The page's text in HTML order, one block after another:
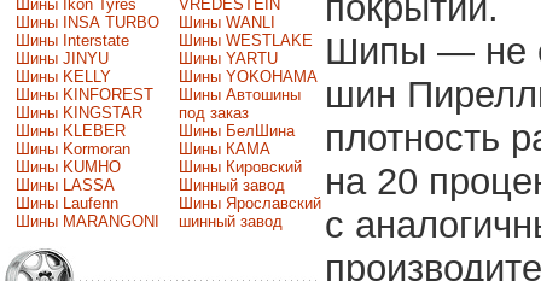
Шины Ikon Tyres
Шины INSA TURBO
Шины Interstate
Шины JINYU
Шины KELLY
Шины KINFOREST
Шины KINGSTAR
Шины KLEBER
Шины Kormoran
Шины KUMHO
Шины LASSA
Шины Laufenn
Шины MARANGONI
VREDESTEIN
Шины WANLI
Шины WESTLAKE
Шины YARTU
Шины YOKOHAMA
Шины Автошины
под заказ
Шины БелШина
Шины КАМА
Шины Кировский
Шинный завод
Шины Ярославский
шинный завод
Шипы — не
шин
плотность
на 20
с